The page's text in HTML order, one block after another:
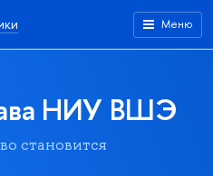
Меню
НИУ ВШЭ
становится